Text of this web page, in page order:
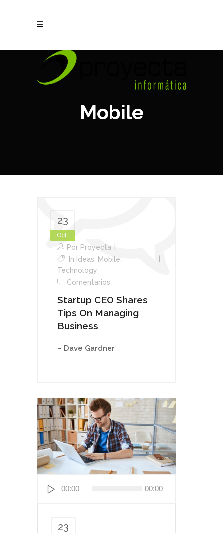
Mobile
23
Oct
Por Proyecta
In Ideas Mobile
Technology
Comentarios
Startup CEO Shares
Tips On Managing
Business
– Dave Gardner
00:00 00:00
23